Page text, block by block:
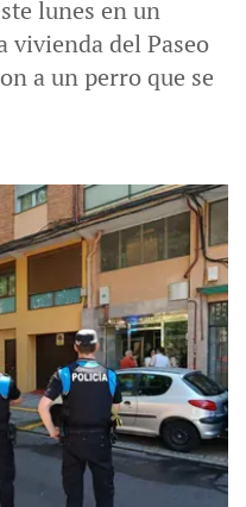
lunes en un
vivienda del Paseo
a un perro que se